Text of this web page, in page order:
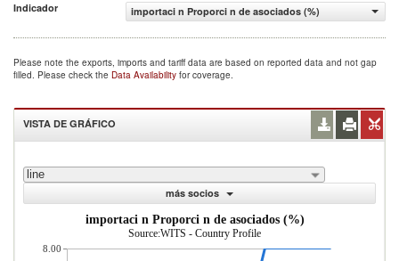
Indicador
importaci n Proporci n de asociados (%)
Please note the exports, imports and tariff data are based on reported data and not gap
filled. Please check the Data Availability for coverage.
VISTA DE GRÁFICO
line
más socios
importaci n Proporci n de asociados (%)
Source:WITS - Country Profile
8.00